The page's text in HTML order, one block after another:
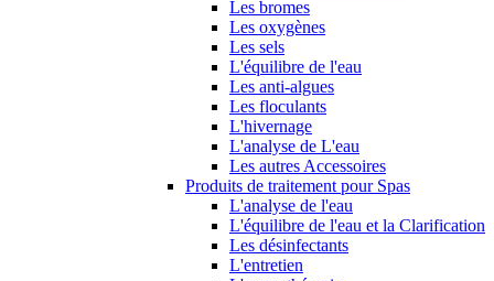
Les bromes
Les oxygènes
Les sels
L'équilibre de l'eau
Les anti-algues
Les floculants
L'hivernage
L'analyse de L'eau
Les autres Accessoires
Produits de traitement pour Spas
L'analyse de l'eau
L'équilibre de l'eau et la Clarification
Les désinfectants
L'entretien